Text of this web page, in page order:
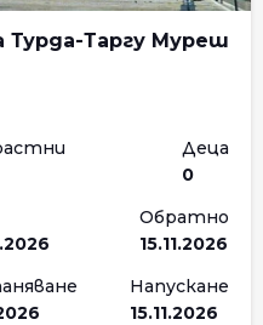
Турда-Таргу Муреш
Деца
0
Обратно
15.11.2026
Напускане
15.11.2026